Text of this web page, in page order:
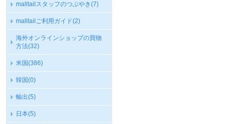
malltailスタッフのつぶやき(7)
malltailご利用ガイド(2)
海外オンラインショップの買物
方法(32)
米国(386)
韓国(0)
輸出(5)
日本(5)